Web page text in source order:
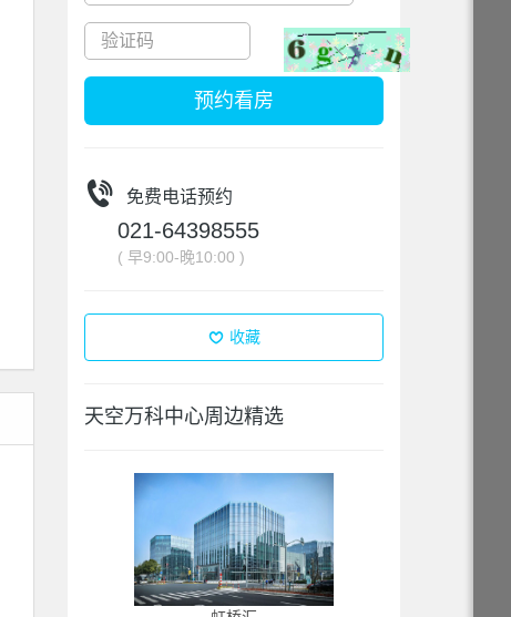
预约看房
免费电话预约
021-64398555
( 早9:00-晚10:00 )
收藏
天空万科中心周边精选